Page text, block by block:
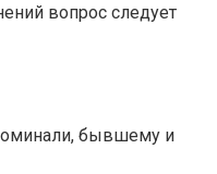
вопрос следует
бывшему и